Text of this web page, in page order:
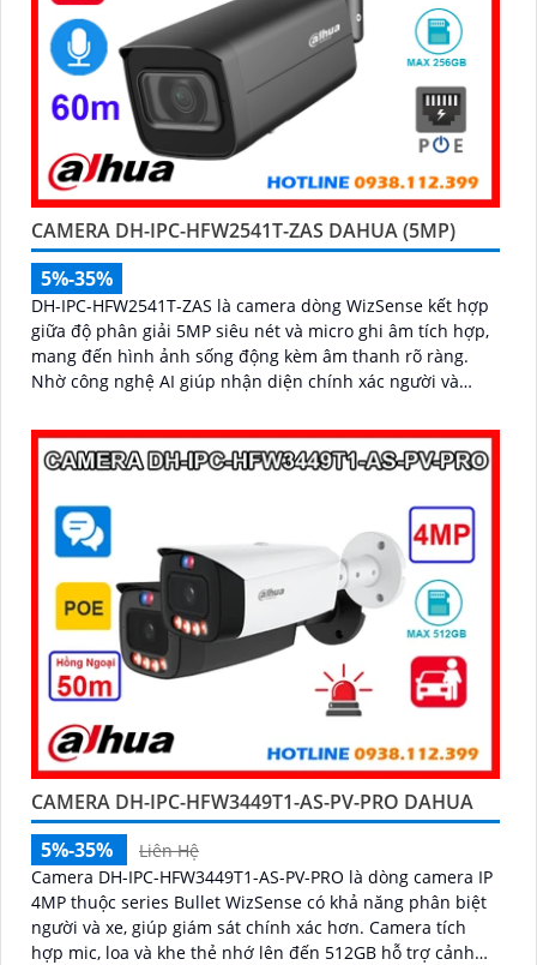
CAMERA DH-IPC-HFW2541T-ZAS DAHUA (5MP)
5%-35%
DH-IPC-HFW2541T-ZAS là camera dòng WizSense kết hợp
giữa độ phân giải 5MP siêu nét và micro ghi âm tích hợp,
mang đến hình ảnh sống động kèm âm thanh rõ ràng.
Nhờ công nghệ AI giúp nhận diện chính xác người và
ninh
CAMERA DH-IPC-HFW3449T1-AS-PV-PRO DAHUA
5%-35%
Liên Hệ
Camera DH-IPC-HFW3449T1-AS-PV-PRO là dòng camera IP
4MP thuộc series Bullet WizSense có khả năng phân biệt
người và xe, giúp giám sát chính xác hơn. Camera tích
hợp mic, loa và khe thẻ nhớ lên đến 512GB hỗ trợ cảnh